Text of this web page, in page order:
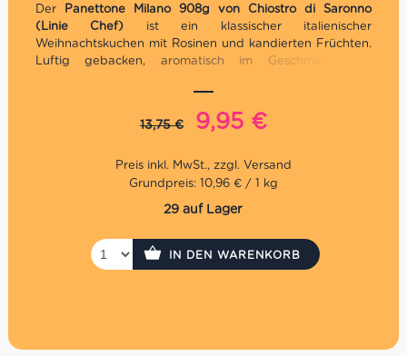
Der Panettone Milano 908g von Chiostro di Saronno
(Linie Chef) ist ein klassischer italienischer
Weihnachtskuchen mit Rosinen und kandierten Früchten.
Luftig gebacken, aromatisch im Geschmack und
Klassischer Panettone mit Rosinen und kandierten
Traditionelle Herstellung, luftiger Teig, fein-fruchtiger
13,75€
Ursprünglicher
war:
13,75 €
9,95 €Aktueller
ist:
9,95 €.
Grundpreis: 10,96 € / 1 kg
29 auf Lager
IN DEN WARENKORB